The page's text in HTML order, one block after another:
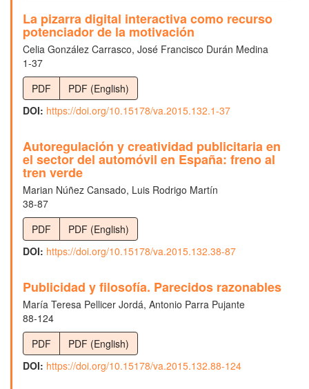
La pizarra digital interactiva como recurso
potenciador de la motivación
Celia González Carrasco, José Francisco Durán Medina
1-37
PDF
PDF (English)
DOI: https://doi.org/10.15178/va.2015.132.1-37
Autoregulación y creatividad publicitaria en
el sector del automóvil en España: freno al
tren verde
Marian Núñez Cansado, Luis Rodrigo Martín
38-87
PDF
PDF (English)
DOI: https://doi.org/10.15178/va.2015.132.38-87
Publicidad y filosofía. Parecidos razonables
María Teresa Pellicer Jordá, Antonio Parra Pujante
88-124
PDF
PDF (English)
DOI: https://doi.org/10.15178/va.2015.132.88-124